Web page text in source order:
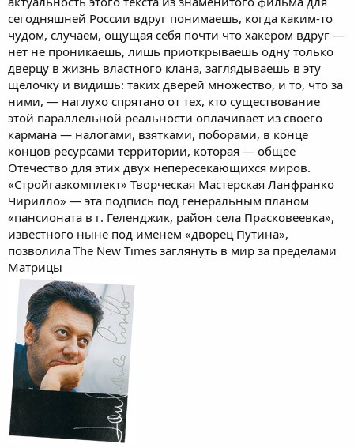
сегодняшней России вдруг понимаешь, когда каким-то
чудом, случаем, ощущая себя почти что хакером вдруг —
нет не проникаешь, лишь приоткрываешь одну только
дверцу в жизнь властного клана, заглядываешь в эту
щелочку и видишь: таких дверей множество, и то, что за
ними, — наглухо спрятано от тех, кто существование
этой параллельной реальности оплачивает из своего
кармана — налогами, взятками, поборами, в конце
концов ресурсами территории, которая — общее
Отечество для этих двух непересекающихся миров.
«Стройгазкомплект» Творческая Мастерская Ланфранко
Чирилло» — эта подпись под генеральным планом
«пансионата в г. Геленджик, район села Прасковеевка»,
известного ныне под именем «дворец Путина»,
позволила The New Times заглянуть в мир за пределами
Матрицы